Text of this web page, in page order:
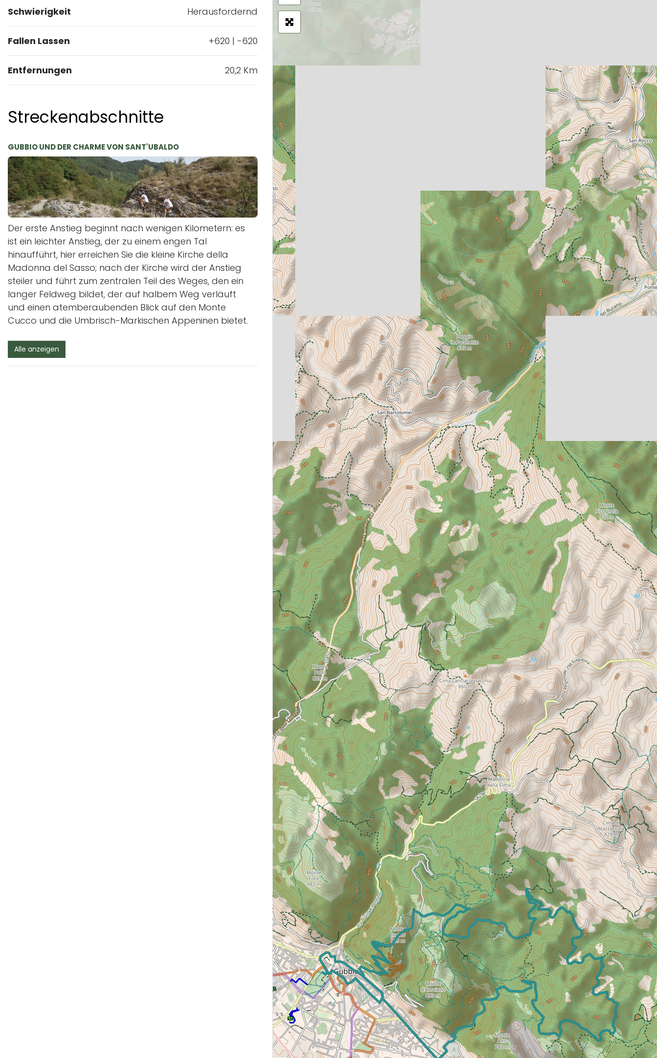
Schwierigkeit Herausfordernd
Fallen Lassen +620 | -620
Entfernungen 20,2 Km
Streckenabschnitte
GUBBIO UND DER CHARME VON SANT'UBALDO
Der erste Anstieg beginnt nach wenigen Kilometern: es
ist ein leichter Anstieg, der zu einem engen Tal
hinaufführt, hier erreichen Sie die kleine Kirche della
Madonna del Sasso; nach der Kirche wird der Anstieg
steiler und führt zum zentralen Teil des Weges, den ein
langer Feldweg bildet, der auf halbem Weg verläuft
und einen atemberaubenden Blick auf den Monte
Cucco und die Umbrisch-Markischen Appeninen bietet.
Alle anzeigen